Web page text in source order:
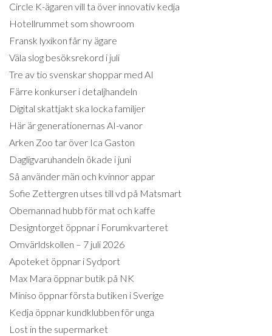
Circle K-ägaren vill ta över innovativ kedja
Hotellrummet som showroom
Fransk lyxikon får ny ägare
Väla slog besöksrekord i juli
Tre av tio svenskar shoppar med AI
Färre konkurser i detaljhandeln
Digital skattjakt ska locka familjer
Här är generationernas AI-vanor
Arken Zoo tar över Ica Gaston
Dagligvaruhandeln ökade i juni
Så använder män och kvinnor appar
Sofie Zettergren utses till vd på Matsmart
Obemannad hubb för mat och kaffe
Designtorget öppnar i Forumkvarteret
Omvärldskollen – 7 juli 2026
Apoteket öppnar i Sydport
Max Mara öppnar butik på NK
Miniso öppnar första butiken i Sverige
Kedja öppnar kundklubben för unga
Lost in the supermarket